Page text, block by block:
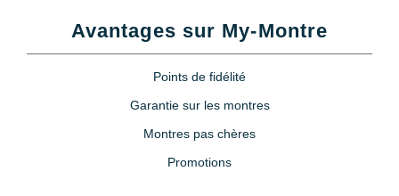
Avantages sur My-Montre
Points de fidélité
Garantie sur les montres
Montres pas chères
Promotions